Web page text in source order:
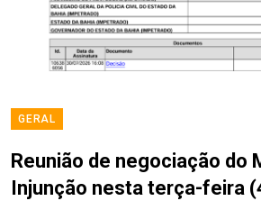
GERAL
Reunião de negociação do
Injunção nesta terça-feira